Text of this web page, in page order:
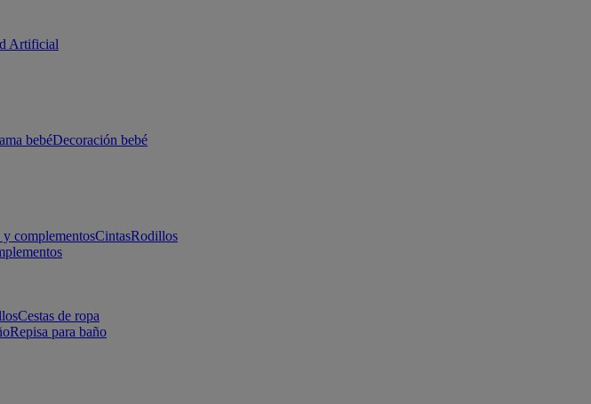
Artificial
bebéDecoración bebé
y complementosCintasRodillos
Cestas de ropa
Repisa para baño